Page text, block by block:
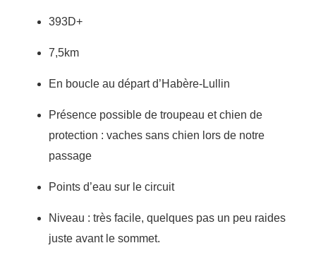
393D+
7,5km
En boucle au départ d’Habère-Lullin
Présence possible de troupeau et chien de
protection : vaches sans chien lors de notre
passage
Points d’eau sur le circuit
Niveau : très facile, quelques pas un peu raides
juste avant le sommet.